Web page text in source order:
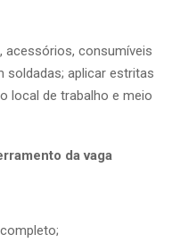
acessórios, consumíveis
soldadas; aplicar estritas
local de trabalho e meio
da vaga